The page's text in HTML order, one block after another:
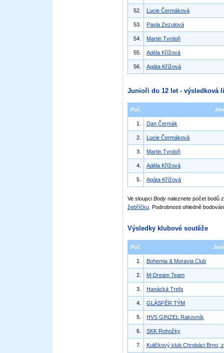
52. Lucie Čermáková
53. Pavla Zezulová
54. Martin Tvrdoň
55. Adéla Křížová
56. Agáta Křížová
Junioři do 12 let - výsledková
Poř.
1. Dan Čermák
2. Lucie Čermáková
3. Martin Tvrdoň
4. Adéla Křížová
5. Agáta Křížová
Ve sloupci Body naleznete počet bodů
žebříčku . Podrobnosti ohledně
Výsledky klubové soutěže
Poř.
1. Bohemia & Moravia Club
2. M-Dream Team
3. Hanácká Trefa
4. GLÁSFÉR TÝM
5. HVS GINZEL Rakovník
6. SKK Rohožky
7. Kuličkový klub Chrobáci Brno,